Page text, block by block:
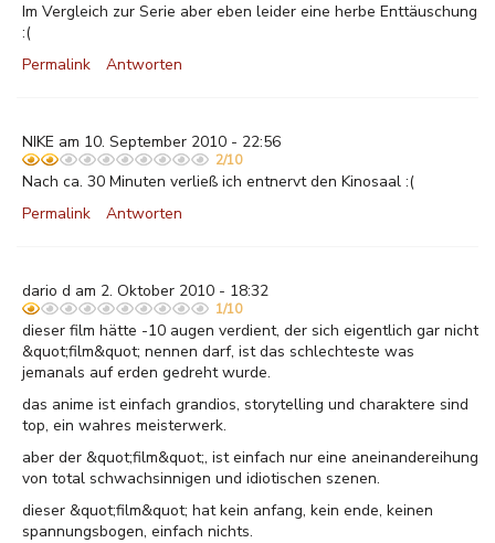
Im Vergleich zur Serie aber eben leider eine herbe Enttäuschung
:(
Permalink
Antworten
NIKE am 10. September 2010 - 22:56
2/10
Nach ca. 30 Minuten verließ ich entnervt den Kinosaal :(
Permalink
Antworten
dario d am 2. Oktober 2010 - 18:32
1/10
dieser film hätte -10 augen verdient, der sich eigentlich gar nicht
&quot;film&quot; nennen darf, ist das schlechteste was
jemanals auf erden gedreht wurde.
das anime ist einfach grandios, storytelling und charaktere sind
top, ein wahres meisterwerk.
aber der &quot;film&quot;, ist einfach nur eine aneinandereihung
von total schwachsinnigen und idiotischen szenen.
dieser &quot;film&quot; hat kein anfang, kein ende, keinen
spannungsbogen, einfach nichts.